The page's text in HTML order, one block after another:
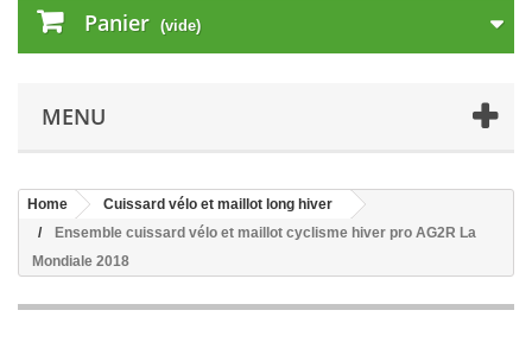
Panier (vide)
MENU
Home
Cuissard vélo et maillot long hiver
Ensemble cuissard vélo et maillot cyclisme hiver pro AG2R La
Mondiale 2018